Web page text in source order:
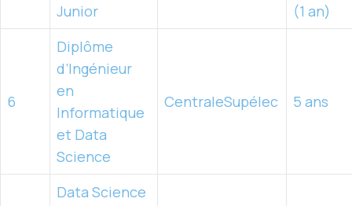
Junior
(1 an)
6
Diplôme
d’Ingénieur
en
Informatique
et Data
Science
CentraleSupélec 5 ans
Data Science